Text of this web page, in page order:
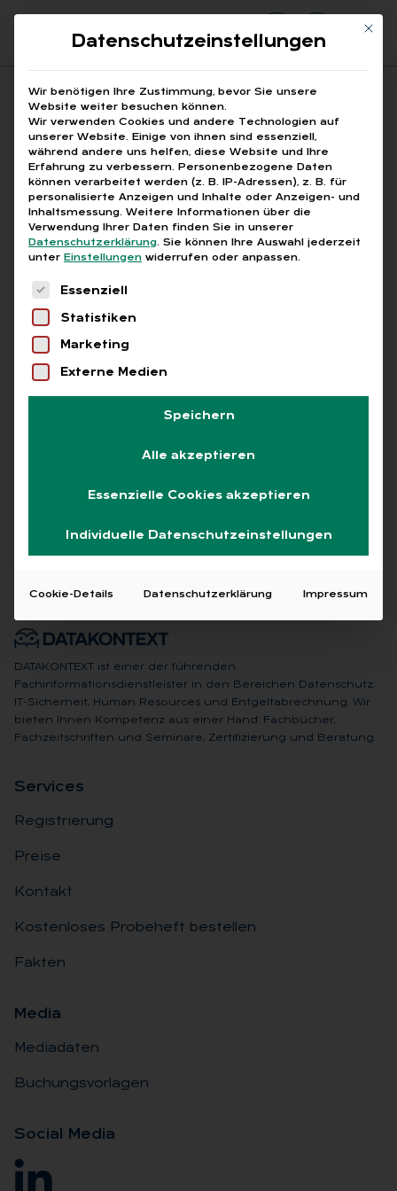
Suchfeld
Suchen
Breadcrumb-Navigation
STARTSEITE MINDESTLOHNANPASSUNG
Alle Bei­trä­ge mit dem
Schlag­wort „Min­dest­
lohn­an­pas­sung“
Alle Free Abo L+G +
Keine Beiträge gefunden
DATAKONTEXT ist einer der führenden
Fachinformationsdienstleister in den Bereichen Datenschutz,
IT-Sicherheit, Human Resources und Entgeltabrechnung. Wir
bieten Ihnen Kompetenz aus einer Hand: Fachbücher,
Fachzeitschriften und Seminare, Zertifizierung und Beratung.
Ser­vices
Registrierung
Preise
Kontakt
Kostenloses Probeheft bestellen
Fakten
Me­dia
Mediadaten
Buchungsvorlagen
So­ci­al Me­dia
Mit
Datenschutzeinstellungen
Wir benötigen Ihre Zustimmung, bevor Sie unsere
Website weiter besuchen können.
Wir verwenden Cookies und andere Technologien auf
unserer Website. Einige von ihnen sind essenziell,
während andere uns helfen, diese Website und Ihre
Erfahrung zu verbessern. Personenbezogene Daten
können verarbeitet werden (z. B. IP-Adressen), z. B. für
personalisierte Anzeigen und Inhalte oder Anzeigen- und
Inhaltsmessung. Weitere Informationen über die
Verwendung Ihrer Daten finden Sie in unserer
Datenschutzerklärung. Sie können Ihre Auswahl jederzeit
unter Einstellungen widerrufen oder anpassen.
Es folgt eine Liste der Service-Gruppen, für
Essenziell
Statistiken
Marketing
Externe Medien
Speichern
Alle akzeptieren
Essenzielle Cookies akzeptieren
Individuelle Datenschutzeinstellungen
Cookie-Details Datenschutzerklärung Impressum